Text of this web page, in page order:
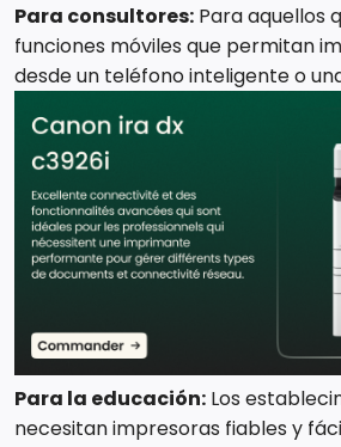
Para consultores: Para aquellos
funciones móviles que permitan
desde un teléfono inteligente o
Para la educación: Los
necesitan impresoras fiables y